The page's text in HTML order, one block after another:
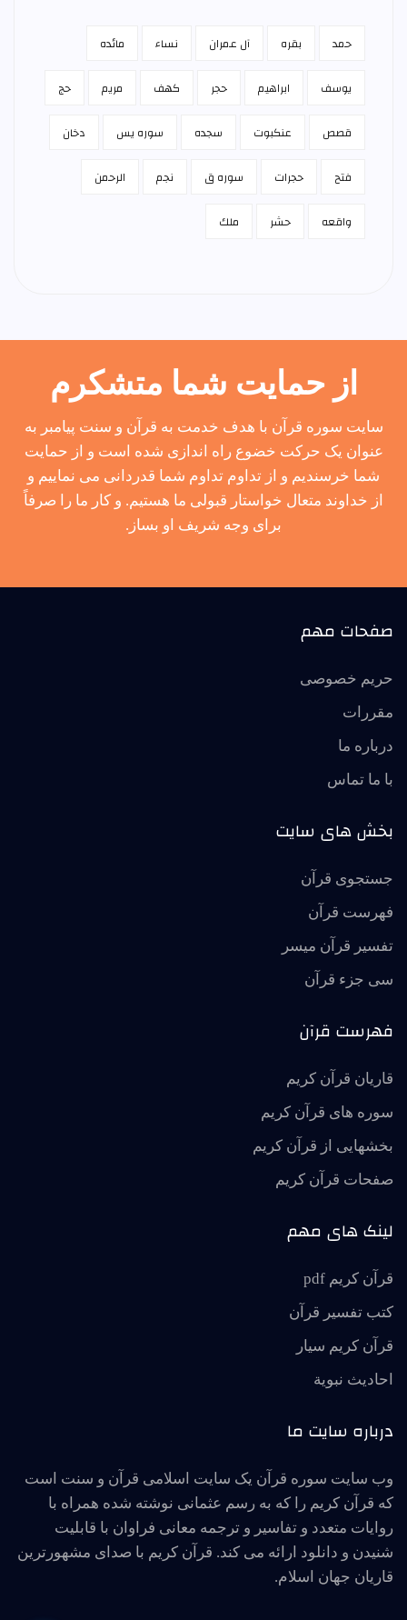
حمد بقره آل عمران نساء مائده
يوسف ابراهيم حجر كهف مريم حج
قصص عنكبوت سجده سوره يس دخان
فتح حجرات سوره ق نجم الرحمن
واقعه حشر ملك
از حمایت شما متشکرم
سایت سوره قرآن با هدف خدمت به قرآن و سنت پیامبر به
عنوان یک حرکت خضوع راه اندازی شده است و از حمایت
شما خرسندیم و از تداوم تداوم شما قدردانی می نماییم و
از خداوند متعال خواستار قبولی ما هستیم. و کار ما را صرفاً
برای وجه شریف او بساز.
صفحات مهم
حریم خصوصی
مقررات
درباره ما
با ما تماس
بخش های سایت
جستجوی قرآن
فهرست قرآن
تفسير قرآن ميسر
سی جزء قرآن
فهرست قرآن
قاریان قرآن کریم
سوره های قرآن کریم
بخشهایی از قرآن کریم
صفحات قرآن کریم
لینک های مهم
قرآن کریم pdf
کتب تفسیر قرآن
قرآن کریم سیار
احاديث نبوية
درباره سایت ما
وب سایت سوره قرآن یک سایت اسلامی قرآن و سنت است
که قرآن کریم را که به رسم عثمانی نوشته شده همراه با
روایات متعدد و تفاسیر و ترجمه معانی فراوان با قابلیت
شنیدن و دانلود ارائه می کند. قرآن کریم با صدای مشهورترین
قاریان جهان اسلام.